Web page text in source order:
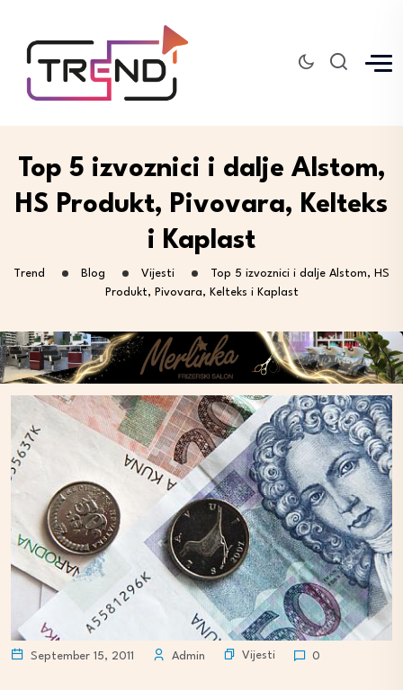
Top 5 izvoznici i dalje Alstom,
HS Produkt, Pivovara, Kelteks
i Kaplast
Trend Blog Vijesti
Top 5 izvoznici i dalje Alstom, HS
Produkt, Pivovara, Kelteks i Kaplast
September 15, 2011 Admin Vijesti 0